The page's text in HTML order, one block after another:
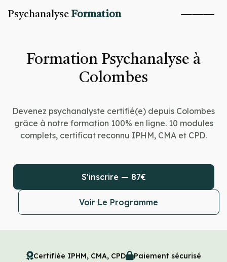
Psychanalyse Formation
Formation Psychanalyse à
Colombes
Devenez psychanalyste certifié(e) depuis Colombes
grâce à notre formation 100% en ligne. 10 modules
complets, certificat reconnu IPHM, CMA et CPD.
S'inscrire — 87€
Voir Le Programme
Certifiée IPHM, CMA, CPD
Paiement sécurisé